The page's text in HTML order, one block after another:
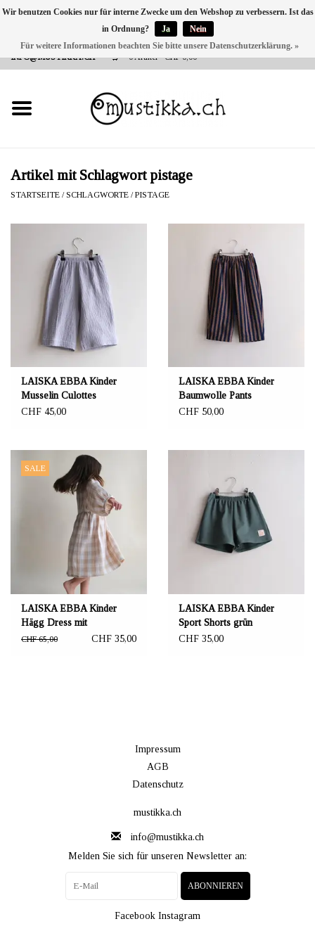
VERSANDKOSTEN 0 CHF INNERHALB CH | INT. VERSAND ÜBER
INFO@MUSTIKKA.CH
0 Artikel - CHF 0,00
NEU BEI UNS
SHOP - A PIECE OF
FINLAND FOR YOU
Artikel mit Schlagwort pistage
STARTSEITE /SCHLAGWORTE /PISTAGE
LAISKA EBBA Kinder
Musselin Culottes
lavendelfarben
CHF 45,00
LAISKA EBBA Kinder
Baumwolle Pants
Chocolate
CHF 50,00
SALE
LAISKA EBBA Kinder
Hägg Dress mit
Karomuster
CHF 65,00 CHF 35,00
LAISKA EBBA Kinder
Sport Shorts grün
CHF 35,00
Impressum
AGB
Datenschutz
mustikka.ch
info@mustikka.ch
Melden Sie sich für unseren Newsletter an:
ABONNIEREN
Facebook Instagram
Wir benutzen Cookies nur für interne Zwecke um den Webshop zu verbessern. Ist das
in Ordnung?
Ja
Nein
Für weitere Informationen beachten Sie bitte unsere Datenschutzerklärung. »